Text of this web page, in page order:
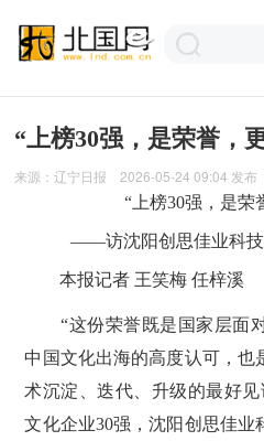
“上榜30强，是荣誉，
来源：辽宁日报 2026-05-24 09:04 发布
“上榜30强，是荣
——访沈阳创思佳业科技
本报记者 王笑梅 任梓溪
“这份荣誉既是国家层面对
中国文化出海的高度认可，也
术沉淀、迭代、升级的最好
文化企业30强，沈阳创思佳